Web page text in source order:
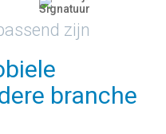
zijn
branche